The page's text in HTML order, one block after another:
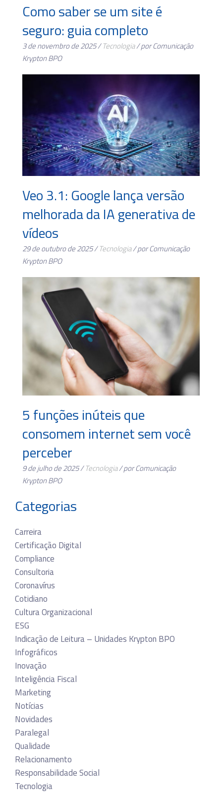
Como saber se um site é
seguro: guia completo
3 de novembro de 2025 /Tecnologia/ por Comunicação
Krypton BPO
Veo 3.1: Google lança versão
melhorada da IA generativa de
vídeos
29 de outubro de 2025 /Tecnologia/ por Comunicação
Krypton BPO
5 funções inúteis que
consomem internet sem você
perceber
9 de julho de 2025 /Tecnologia/ por Comunicação
Krypton BPO
Categorias
Carreira
Certificação Digital
Compliance
Consultoria
Coronavírus
Cotidiano
Cultura Organizacional
ESG
Indicação de Leitura – Unidades Krypton BPO
Infográficos
Inovação
Inteligência Fiscal
Marketing
Notícias
Novidades
Paralegal
Qualidade
Relacionamento
Responsabilidade Social
Tecnologia